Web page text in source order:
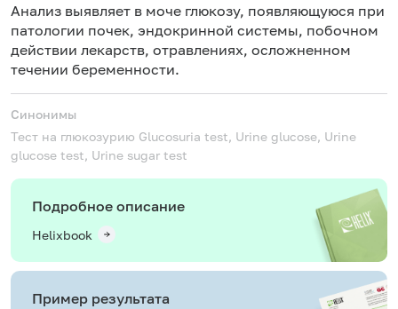
Анализ выявляет в моче глюкозу, появляющуюся при
патологии почек, эндокринной системы, побочном
действии лекарств, отравлениях, осложненном
течении беременности.
Синонимы
Тест на глюкозурию Glucosuria test, Urine glucose, Urine
glucose test, Urine sugar test
Подробное описание
Helixbook
Пример результата